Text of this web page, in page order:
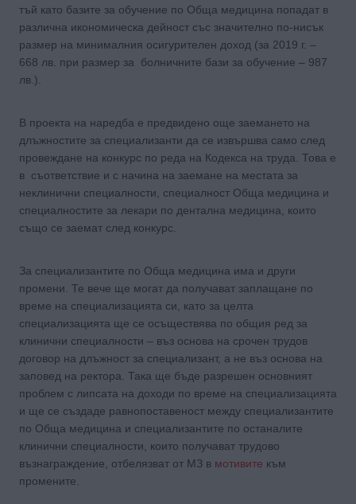
тъй като базите за обучение по Обща медицина попадат в
различна икономическа дейност със значително по-нисък
размер на минималния осигурителен доход (за 2019 г. –
668 лв. при размер за болничните бази за обучение – 987
лв.).
В проекта на наредба е предвидено още заемането на
длъжностите за специализанти да се извършва само след
провеждане на конкурс по реда на Кодекса на труда. Това е
в съответствие и с начина на заемане на местата за
неклинични специалности, специалност Обща медицина и
специалностите за лекари по дентална медицина, които
също се заемат след конкурс.
За специализантите по Обща медицина има и други
промени. Те вече ще могат да получават заплащане по
време на специализацията си, като за целта
специализацията ще се осъществява по общия ред за
клинични специалности – въз основа на срочен трудов
договор на длъжност за специализант, а не въз основа на
заповед на ректора. Така ще бъде разрешен основният
проблем с липсата на доходи по време на специализацията
и ще се създаде равнопоставеност между специализантите
по Обща медицина и специализантите по останалите
клинични специалности, които получават трудово
възнаграждение, отбелязват от МЗ в мотивите към
промените.